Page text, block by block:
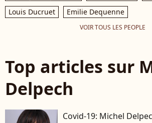
Louis Ducruet
Emilie Dequenne
VOIR TOUS LES PEOPLE
Top articles sur
Delpech
Covid-19: Michel